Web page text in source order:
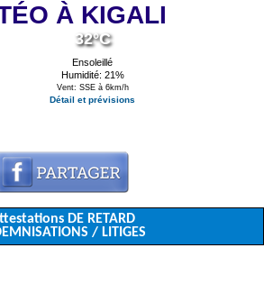
À KIGALI
32°C
Ensoleillé
Humidité: 21%
Vent: SSE à 6km/h
Détail et prévisions
DE RETARD
/ LITIGES